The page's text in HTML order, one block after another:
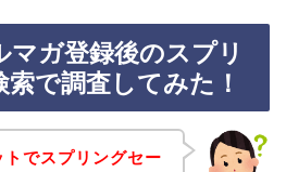
ガ登録後のスプリ
で調査してみた！
でスプリングセー